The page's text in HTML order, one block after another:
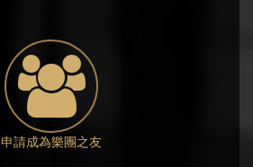
申請成為樂團之友